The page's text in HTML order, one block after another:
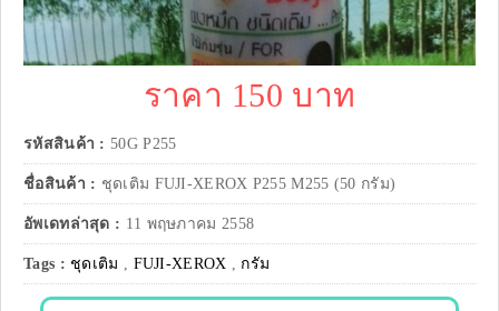
ราคา 150 บาท
รหัสสินค้า : 50G P255
ชื่อสินค้า : ชุดเติม FUJI-XEROX P255 M255 (50 กรัม)
อัพเดทล่าสุด : 11 พฤษภาคม 2558
Tags : ชุดเติม , FUJI-XEROX , กรัม